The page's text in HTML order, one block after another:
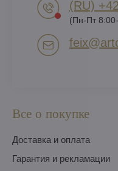
Все о покупке
Доставка и оплата
Гарантия и рекламации
(RU)
(Пн-Пт